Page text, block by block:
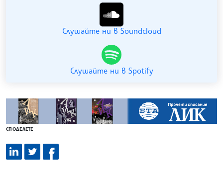
Слушайте ни в Soundcloud
Слушайте ни в Spotify
СПОДЕЛЕТЕ